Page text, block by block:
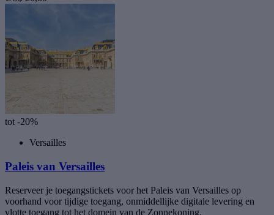
tot -20%
Versailles
Paleis van Versailles
Reserveer je toegangstickets voor het Paleis van Versailles op
voorhand voor tijdige toegang, onmiddellijke digitale levering en
vlotte toegang tot het domein van de Zonnekoning.